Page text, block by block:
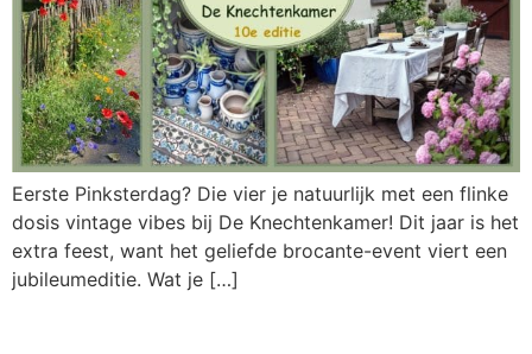
Eerste Pinksterdag? Die vier je natuurlijk met een flinke
dosis vintage vibes bij De Knechtenkamer! Dit jaar is het
extra feest, want het geliefde brocante-event viert een
jubileumeditie. Wat je […]